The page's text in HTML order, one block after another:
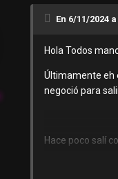
En 6/11/2024
Hola Todos
Últimamente eh
negoció para
Hace poco salí